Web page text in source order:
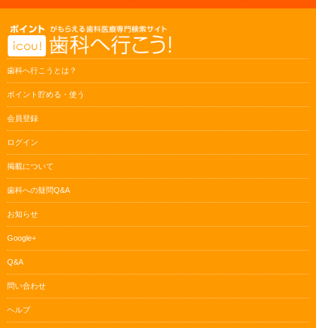
歯科へ行こうとは？
ポイント貯める・使う
会員登録
ログイン
掲載について
歯科への疑問Q&A
お知らせ
Google+
Q&A
問い合わせ
ヘルプ